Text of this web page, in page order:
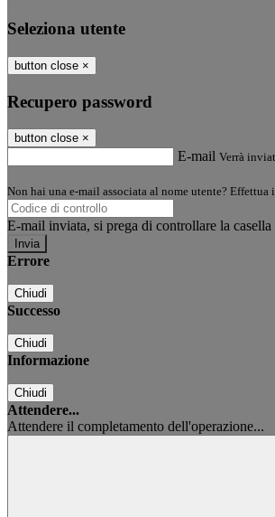
Seleziona utente
button close ×
Recupero password
button close ×
E-mail Verrà
Non hai una e-mail associata al nome utente? Effettua
E-mail inviata, si prega di controllare la
Errore
Chiudi
Successo
Chiudi
Informazione
Chiudi
Attendere...
Attendere il completamento dell'operazione...